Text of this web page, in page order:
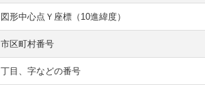
図形中心点Ｙ座標（10進緯度）
市区町村番号
丁目、字などの番号